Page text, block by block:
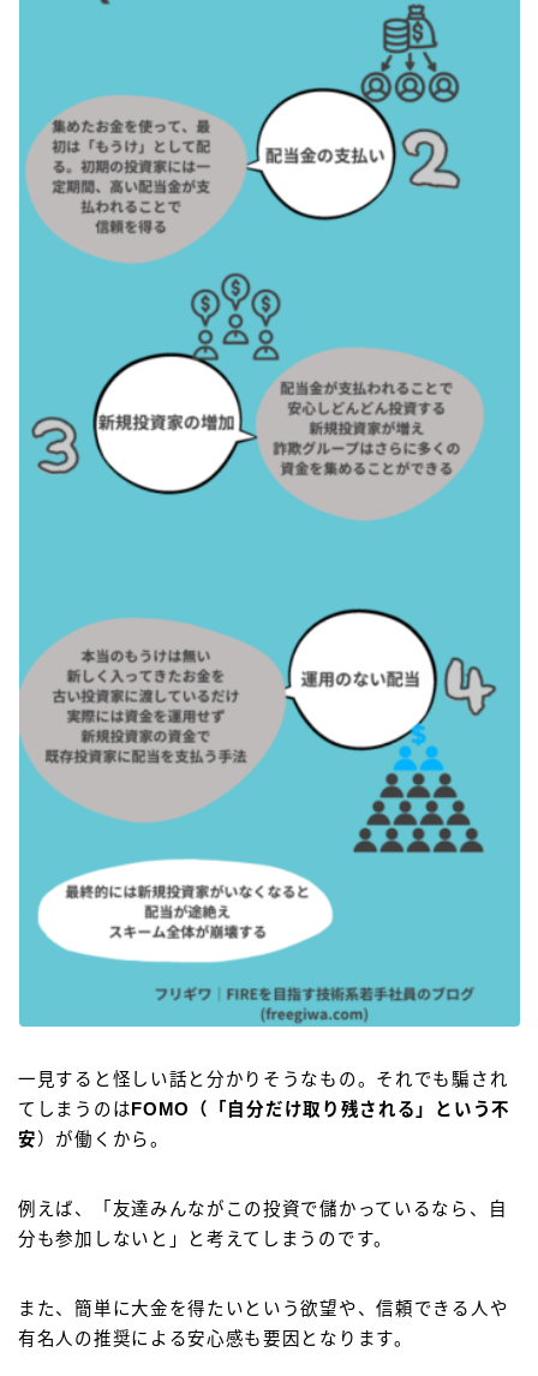
一見すると怪しい話と分かりそうなもの。それでも騙され
てしまうのは FOMO（「自分だけ取り残される」という不
安）が働くから。
例えば、「友達みんながこの投資で儲かっているなら、自
分も参加しないと」と考えてしまうのです。
また、簡単に大金を得たいという欲望や、信頼できる人や
有名人の推奨による安心感も要因となります。